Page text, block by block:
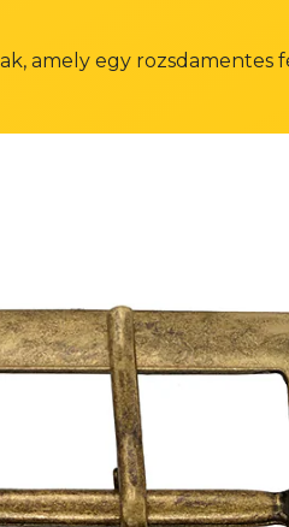
amely egy rozsdamentes